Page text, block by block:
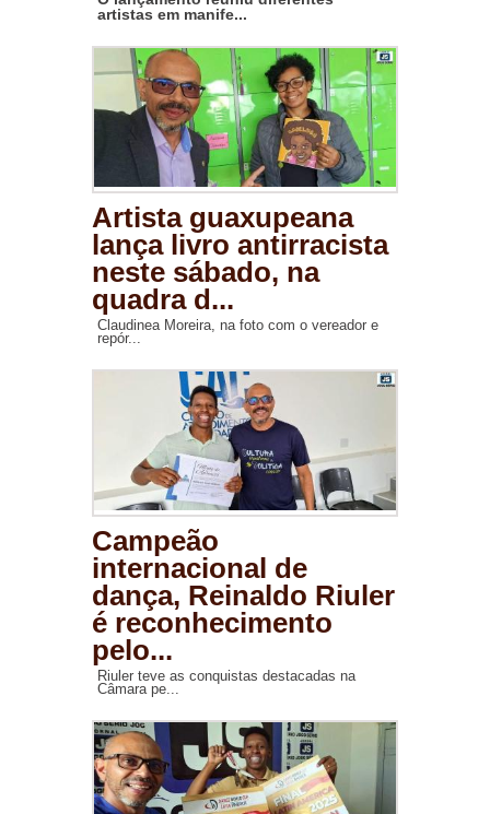
artistas em manife...
Artista guaxupeana
lança livro antirracista
neste sábado, na
quadra d...
Claudinea Moreira, na foto com o vereador e
repór...
Campeão
internacional de
dança, Reinaldo Riuler
é reconhecimento
pelo...
Riuler teve as conquistas destacadas na
Câmara pe...